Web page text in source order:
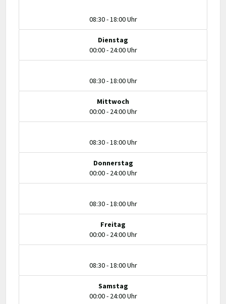
08:30 - 18:00 Uhr
Dienstag
00:00 - 24:00 Uhr
08:30 - 18:00 Uhr
Mittwoch
00:00 - 24:00 Uhr
08:30 - 18:00 Uhr
Donnerstag
00:00 - 24:00 Uhr
08:30 - 18:00 Uhr
Freitag
00:00 - 24:00 Uhr
08:30 - 18:00 Uhr
Samstag
00:00 - 24:00 Uhr